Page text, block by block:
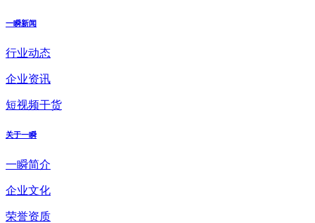
一瞬新闻
行业动态
企业资讯
短视频干货
关于一瞬
一瞬简介
企业文化
荣誉资质